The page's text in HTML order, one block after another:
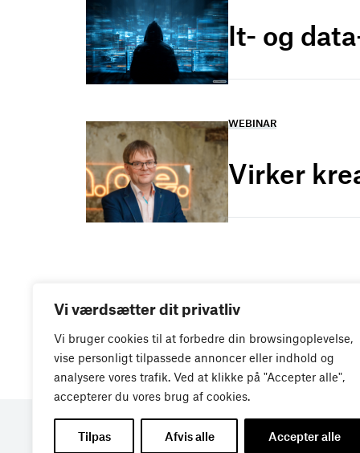
Vi værdsætter dit privatliv
Vi bruger cookies til at forbedre din browsingoplevelse,
vise personligt tilpassede annoncer eller indhold og
analysere vores trafik. Ved at klikke på "Accepter alle",
accepterer du vores brug af cookies.
Tilpas Afvis alle Accepter alle
It- og
WEBINAR
Virker